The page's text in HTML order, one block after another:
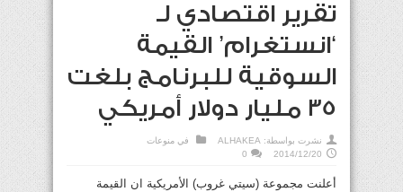
تقرير اقتصادي لـ
‘انستغرام’ القيمة
السوقية للبرنامج بلغت
35 مليار دولار أمريكي
نشرت بواسطة: ALHAKEA في منوعات
2014/12/20
0
أعلنت مجموعة (سيتي غروب) الأمريكية ان القيمة